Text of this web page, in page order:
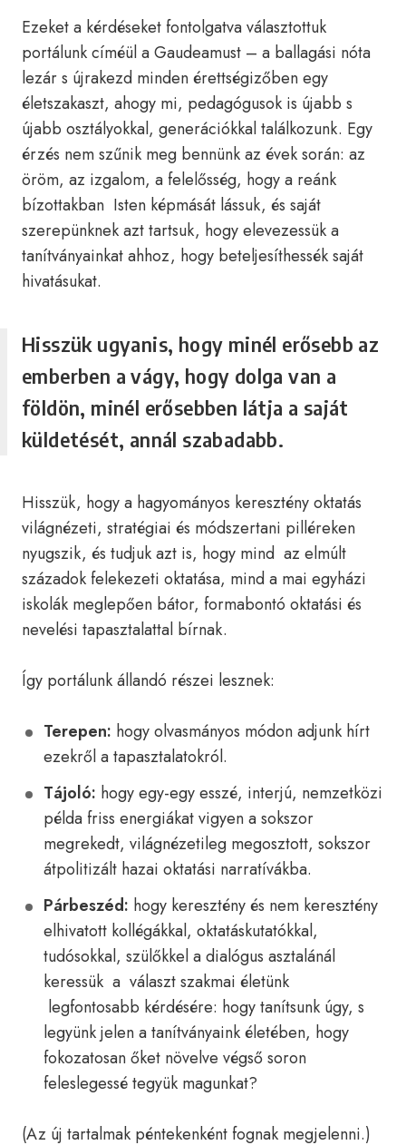
Ezeket a kérdéseket fontolgatva választottuk
portálunk címéül a Gaudeamust – a ballagási nóta
lezár s újrakezd minden érettségizőben egy
életszakaszt, ahogy mi, pedagógusok is újabb s
újabb osztályokkal, generációkkal találkozunk. Egy
érzés nem szűnik meg bennünk az évek során: az
öröm, az izgalom, a felelősség, hogy a reánk
bízottakban Isten képmását lássuk, és saját
szerepünknek azt tartsuk, hogy elevezessük a
tanítványainkat ahhoz, hogy beteljesíthessék saját
hivatásukat.
Hisszük ugyanis, hogy minél erősebb az
emberben a vágy, hogy dolga van a
földön, minél erősebben látja a saját
küldetését, annál szabadabb.
Hisszük, hogy a hagyományos keresztény oktatás
világnézeti, stratégiai és módszertani pilléreken
nyugszik, és tudjuk azt is, hogy mind az elmúlt
századok felekezeti oktatása, mind a mai egyházi
iskolák meglepően bátor, formabontó oktatási és
nevelési tapasztalattal bírnak.
Így portálunk állandó részei lesznek:
Terepen: hogy olvasmányos módon adjunk hírt
ezekről a tapasztalatokról.
Tájoló: hogy egy-egy esszé, interjú, nemzetközi
példa friss energiákat vigyen a sokszor
megrekedt, világnézetileg megosztott, sokszor
átpolitizált hazai oktatási narratívákba.
Párbeszéd: hogy keresztény és nem keresztény
elhivatott kollégákkal, oktatáskutatókkal,
tudósokkal, szülőkkel a dialógus asztalánál
keressük a választ szakmai életünk
legfontosabb kérdésére: hogy tanítsunk úgy, s
legyünk jelen a tanítványaink életében, hogy
fokozatosan őket növelve végső soron
feleslegessé tegyük magunkat?
(Az új tartalmak péntekenként fognak megjelenni.)